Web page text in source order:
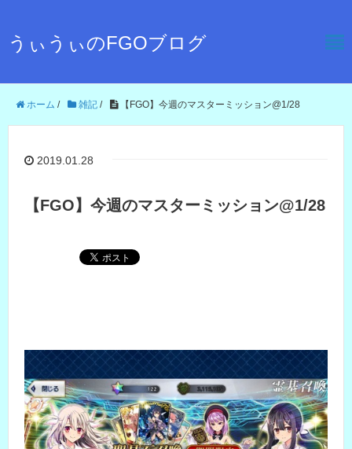
うぃうぃのFGOブログ
ホーム / 雑記 / 【FGO】今週のマスターミッション@1/28
2019.01.28
【FGO】今週のマスターミッション@1/28